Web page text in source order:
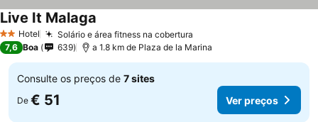
2 Estrelas
Hotel Solário e área fitness na cobertura
Live It Malaga
7,6 Boa 639 a 1.8 km de Plaza de la Marina
Consulte os preços de 7 sites
De € 51 Ver preços